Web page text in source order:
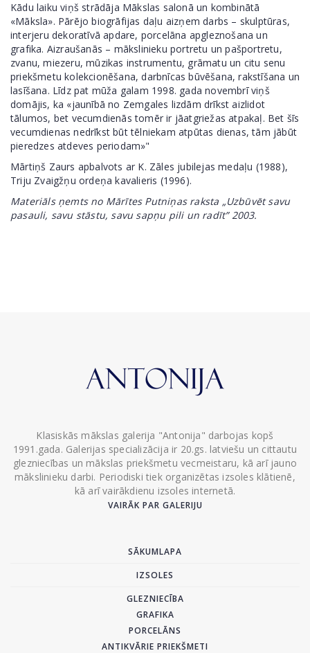
Kādu laiku viņš strādāja Mākslas salonā un kombinātā
«Māksla». Pārējo biogrāfijas daļu aizņem darbs – skulptūras,
interjeru dekoratīvā apdare, porcelāna apgleznošana un
grafika. Aizraušanās – mākslinieku portretu un pašportretu,
zvanu, miezeru, mūzikas instrumentu, grāmatu un citu senu
priekšmetu kolekcionēšana, darbnīcas būvēšana, rakstīšana un
lasīšana. Līdz pat mūža galam 1998. gada novembrī viņš
domājis, ka «jaunībā no Zemgales lizdām drīkst aizlidot
tālumos, bet vecumdienās tomēr ir jāatgriežas atpakaļ. Bet šīs
vecumdienas nedrīkst būt tēlniekam atpūtas dienas, tām jābūt
pieredzes atdeves periodam»"
Mārtiņš Zaurs apbalvots ar K. Zāles jubilejas medaļu (1988),
Triju Zvaigžņu ordeņa kavalieris (1996).
Materiāls ņemts no Mārītes Putniņas raksta „Uzbūvēt savu
pasauli, savu stāstu, savu sapņu pili un radīt” 2003.
Klasiskās mākslas galerija "Antonija" darbojas kopš
1991.gada. Galerijas specializācija ir 20.gs. latviešu un cittautu
glezniecības un mākslas priekšmetu vecmeistaru, kā arī jauno
mākslinieku darbi. Periodiski tiek organizētas izsoles klātienē,
kā arī vairākdienu izsoles internetā.
VAIRĀK PAR GALERIJU
SĀKUMLAPA
IZSOLES
GLEZNIECĪBA
GRAFIKA
PORCELĀNS
ANTIKVĀRIE PRIEKŠMETI